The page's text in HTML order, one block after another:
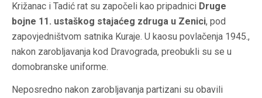
Križanac i Tadić rat su započeli kao pripadnici Druge
bojne 11. ustaškog stajaćeg zdruga u Zenici, pod
zapovjedništvom satnika Kuraje. U kaosu povlačenja 1945.,
nakon zarobljavanja kod Dravograda, preobukli su se u
domobranske uniforme.
Neposredno nakon zarobljavanja partizani su obavili